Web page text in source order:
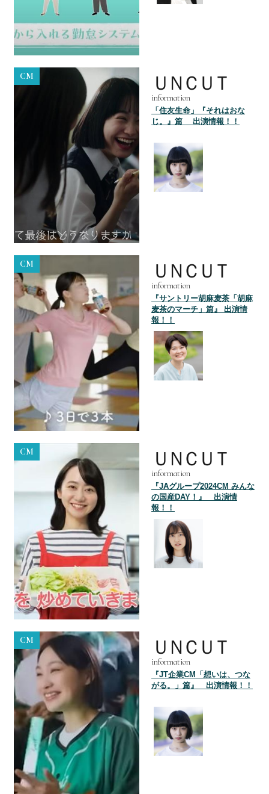
CM ＵＮＣＵＴ
information
「住友生命」『それはおな
じ。』篇 出演情報！！
CM ＵＮＣＵＴ
information
『サントリー胡麻麦茶「胡麻
麦茶のマーチ」篇』 出演情
報！！
CM ＵＮＣＵＴ
information
『JAグループ2024CM みんな
の国産DAY！』 出演情
報！！
CM ＵＮＣＵＴ
information
『JT企業CM「想いは、つな
がる。」篇』 出演情報！！